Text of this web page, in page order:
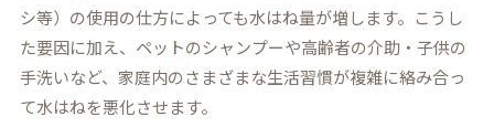
シ等）の使用の仕方によっても水はね量が増します。こうし
た要因に加え、ペットのシャンプーや高齢者の介助・子供の
手洗いなど、家庭内のさまざまな生活習慣が複雑に絡み合っ
て水はねを悪化させます。